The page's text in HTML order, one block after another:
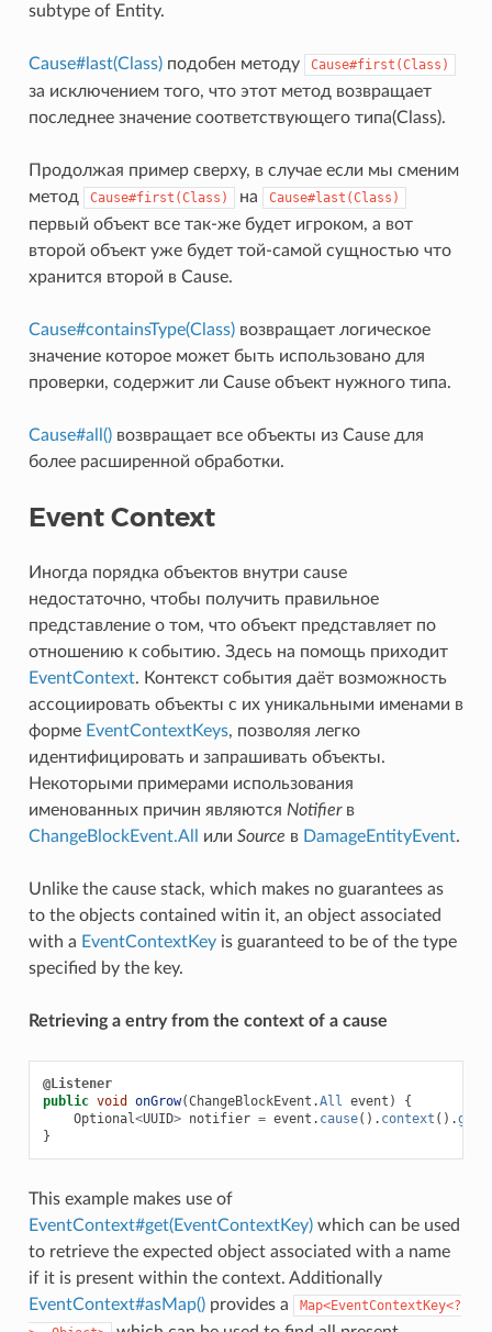
subtype of Entity.
Cause#last(Class)подобен методу Cause#first(Class)
за исключением того, что этот метод возвращает
последнее значение соответствующего типа(Class).
Продолжая пример сверху, в случае если мы сменим
метод
Cause#first(Class) на Cause#last(Class)
первый объект все так-же будет игроком, а вот
второй объект уже будет той-самой сущностью что
хранится второй в Cause.
Cause#containsType(Class)возвращает логическое
значение которое может быть использовано для
проверки, содержит ли Cause объект нужного типа.
Cause#all()возвращает все объекты из Cause для
более расширенной обработки.
Event Context
Иногда порядка объектов внутри cause
недостаточно, чтобы получить правильное
представление о том, что объект представляет по
отношению к событию. Здесь на помощь приходит
EventContext. Контекст события даёт возможность
ассоциировать объекты с их уникальными именами в
форме EventContextKeys, позволяя легко
идентифицировать и запрашивать объекты.
Некоторыми примерами использования
именованных причин являются Notifierв
ChangeBlockEvent.All
или Source в DamageEntityEvent.
Unlike the cause stack, which makes no guarantees as
to the objects contained witin it, an object associated
with a EventContextKeyis guaranteed to be of the type
specified by the key.
Retrieving a entry from the context of a cause
@Listener
public void onGrow(ChangeBlockEvent .All event )
{
Optional<UUID> notifier = event . cause(). context ().get
}
This example makes use of
EventContext#get(EventContextKey)which can be used
to retrieve the expected object associated with a name
if it is present within the context. Additionally
EventContext#asMap()provides a
Map<EventContextKey<?